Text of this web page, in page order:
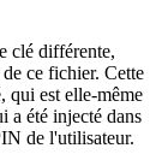
clé différente,
ce fichier. Cette
qui est elle-même
a été injecté dans
de l'utilisateur.